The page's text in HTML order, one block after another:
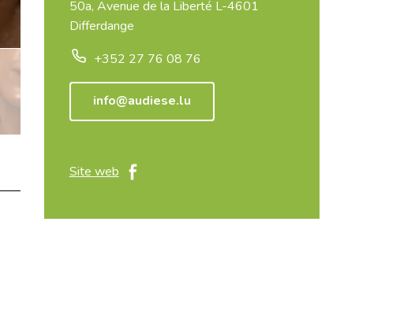
50a, Avenue de la Liberté L-4601
Differdange
+352 27 76 08 76
info@audiese.lu
Site web